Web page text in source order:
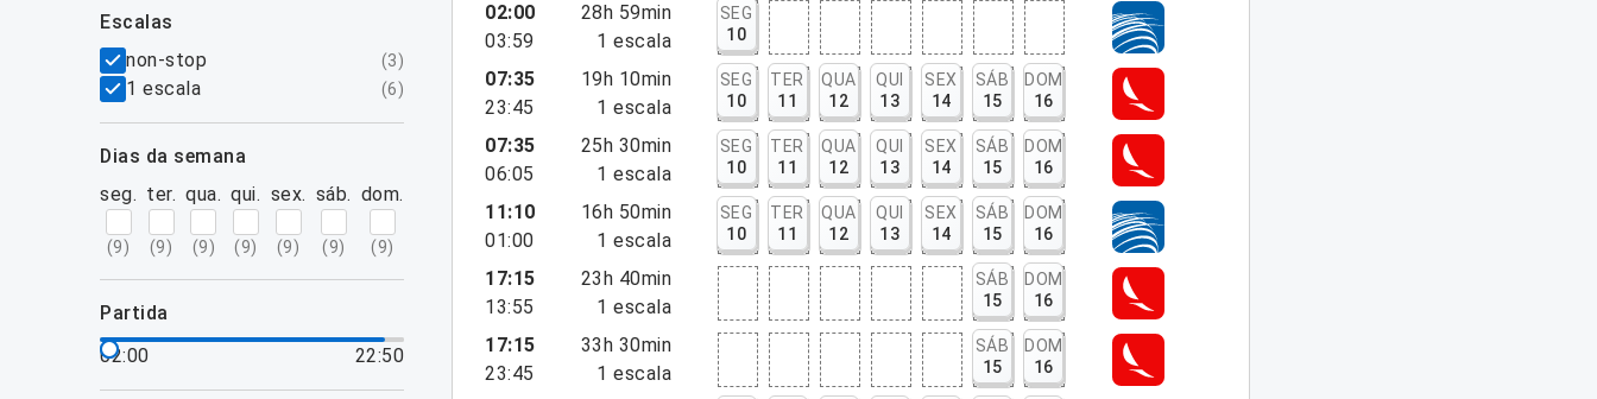
filtros
escalas
non-stop
(3)
1 escala (6)
dias da semana
seg.
(9)
ter.
(9)
qua.
(9)
qui.
(9)
sex.
(9)
sáb.
(9)
dom.
(9)
partida
02:00
22:50
02:00
03:59
28h 59min
1 escala
SEG
10
07:35
23:45
19h 10min
1 escala
SEG
10
TER
11
QUA
12
QUI
13
SEX
14
SÁB
15
DOM
16
07:35
06:05
25h 30min
1 escala
SEG
10
TER
11
QUA
12
QUI
13
SEX
14
SÁB
15
DOM
16
11:10
01:00
16h 50min
1 escala
SEG
10
TER
11
QUA
12
QUI
13
SEX
14
SÁB
15
DOM
16
17:15
13:55
23h 40min
1 escala
SÁB
15
DOM
16
17:15
23:45
33h 30min
1 escala
SÁB
15
DOM
16